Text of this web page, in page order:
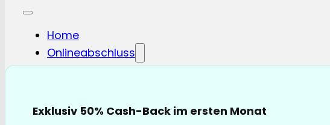
Home
Onlineabschluss
Hunde-OP
Katzen-KV
Exklusiv 50% Cash-Back im ersten Monat